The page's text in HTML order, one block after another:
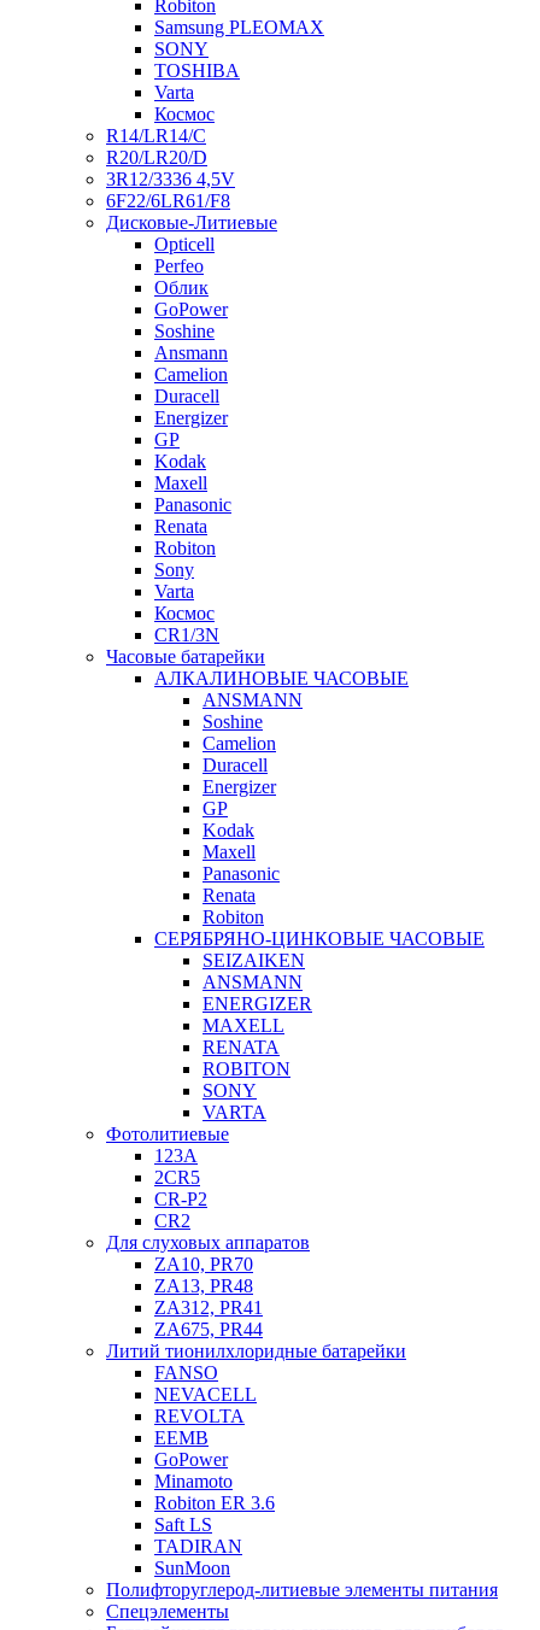
Robiton
Samsung PLEOMAX
SONY
TOSHIBA
Varta
Космос
R14/LR14/C
R20/LR20/D
3R12/3336 4,5V
6F22/6LR61/F8
Дисковые-Литиевые
Opticell
Perfeo
Облик
GoPower
Soshine
Ansmann
Camelion
Duracell
Energizer
GP
Kodak
Maxell
Panasonic
Renata
Robiton
Sony
Varta
Космос
CR1/3N
Часовые батарейки
АЛКАЛИНОВЫЕ ЧАСОВЫЕ
ANSMANN
Soshine
Camelion
Duracell
Energizer
GP
Kodak
Maxell
Panasonic
Renata
Robiton
СЕРЯБРЯНО-ЦИНКОВЫЕ ЧАСОВЫЕ
SEIZAIKEN
ANSMANN
ENERGIZER
MAXELL
RENATA
ROBITON
SONY
VARTA
Фотолитиевые
123A
2CR5
CR-P2
CR2
Для слуховых аппаратов
ZA10, PR70
ZA13, PR48
ZA312, PR41
ZA675, PR44
Литий тионилхлоридные батарейки
FANSO
NEVACELL
REVOLTA
EEMB
GoPower
Minamoto
Robiton ER 3.6
Saft LS
TADIRAN
SunMoon
Полифторуглерод-литиевые элементы питания
Спецэлементы